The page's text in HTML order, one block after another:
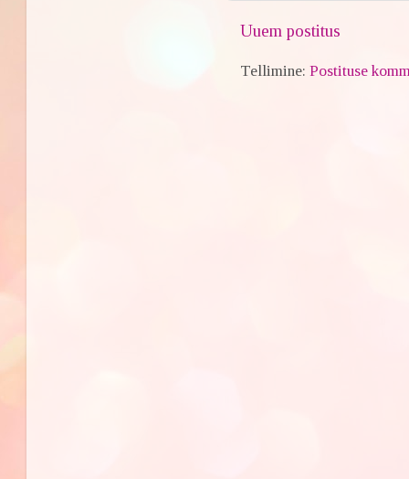
Uuem postitus
Tellimine:Postituse